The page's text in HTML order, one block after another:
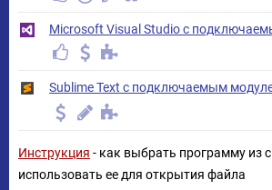
Microsoft Visual Studio с
Sublime Text с подключаемым
Инструкция - как выбрать программу из
использовать ее для открытия файла